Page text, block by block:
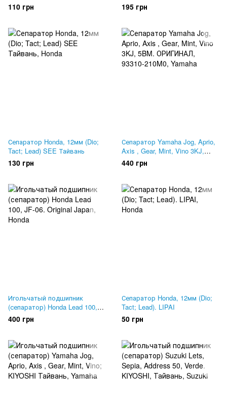
110 грн 195 грн
Сепаратор Honda, 12мм (Dio;
Tact; Lead) SEE Тайвань
130 грн
Сепаратор Yamaha Jog, Aprio,
Axis , Gear, Mint, Vino 3KJ,
5BM. ОРИГИНАЛ, 93310-210M0
440 грн
Игольчатый подшипник
(сепаратор) Honda Lead 100,
JF-06. Original Japan
400 грн
Сепаратор Honda, 12мм (Dio;
Tact; Lead). LIPAI
50 грн